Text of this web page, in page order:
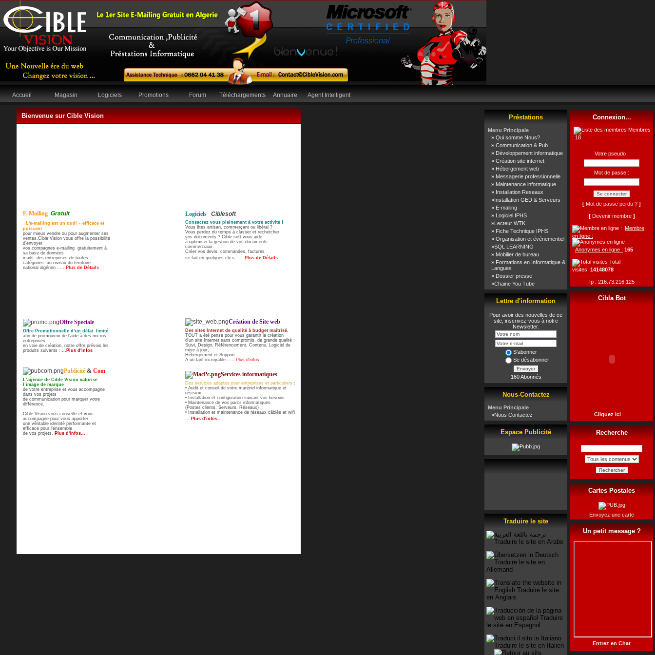
Accueil Magasin Logiciels Promotions Forum Téléchargements Annuaire Agent Intelligent
Connexion...
Membres
: 18
Votre pseudo :
Mot de passe :
[ Mot de passe perdu ? ]
[ Devenir membre]
Membre
en ligne :
Anonymes en ligne : 165
Total
visites: 14148078
Ip : 216.73.216.125
Cibla Bot
Cliquez ici
Recherche
Rechercher
Cartes Postales
Envoyez une carte
Un petit message ?
Entrez en Chat
Préstations
Menu Principale
» Qui somme Nous?
» Communication & Pub
» Développement informatique
» Création site internet
» Hébergement web
» Messagerie professionnelle
» Maintenance informatique
» Installation Reseaux
»Installation GED & Serveurs
» E-mailing
» Logiciel IPHS
»Lecteur WTK
» Fiche Technique IPHS
» Organisation et événementiel
»SQL LEARNING
» Mobilier de bureau
» Formations en Informatique &
Langues
» Dossier presse
»Chaine You Tube
Lettre d'information
Pour avoir des nouvelles de ce
site, inscrivez-vous à notre
Newsletter.
S'abonner
Se désabonner
Envoyer
160 Abonnés
Nous-Contactez
Menu Principale
»Nous Contactez
Espace Publicité
Traduire le site
Bienvenue sur Cible Vision
E-Mailing Gratuit
L'e-mailing est un outil « efficace et
puissant
pour mieux vendre ou pour augmenter ses
ventes.Cible Vision vous offre la possibilité
d’envoyer
vos compagnes e-mailing gratuitement à
sa base de données
mails des entreprises de toutes
catégories au niveau du territoire
national algérien ..... Plus de Détails
Logiciels Ciblesoft
Consacrez vous pleinement à votre activité !
Vous êtes artisan, commerçant ou libéral ?
Vous perdez du temps à classer et rechercher
vos documents ? Cible soft vous aide
à optimiser la gestion de vos documents
commerciaux.
Créer vos devis, commandes, factures
se fait en quelques clics.....
Plus de Détails
Offre Speciale
Offre Promotionnelle d’un délai limité
afin de promouvoir de l’aide à des micros
entreprises
en voie de création, notre offre prévois les
produits suivants : ... Plus d'infos
Création de Site web
Des sites Internet de qualité à budget maîtrisé.
TOUT a été pensé pour vous garantir la création
d'un site Internet sans compromis, de grande qualité :
Suivi, Design, Référencement, Contenu, Logiciel de
mise à jour,
Hébergement et Support.
A un tarif incroyable....... Plus d'infos
Publicité & Com
L’agence de Cible Vision valorise
l’image de marque
de votre entreprise et vous accompagne
dans vos projets
de communication pour marquer votre
différence.
Cible Vision vous conseille et vous
accompagne pour vous apporter
une véritable identité performante et
efficace pour l’ensemble
de vos projets. Plus d'infos...
Services informatiques
Des services adaptés pour entreprises et particuliers :
• Audit et conseil de votre matériel informatique et
réseaux
• Installation et configuration suivant vos besoins
• Maintenance de vos parcs informatiques
(Postes clients, Serveurs, Réseaux)
• Installation et maintenance de réseaux câblés et wifi
… Plus d'infos..